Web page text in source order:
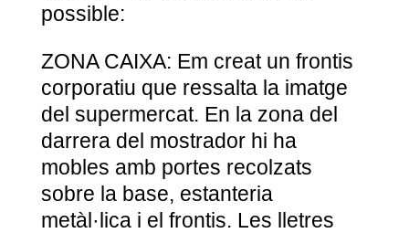
possible:
ZONA CAIXA: Em creat un frontis
corporatiu que ressalta la imatge
del supermercat. En la zona del
darrera del mostrador hi ha
mobles amb portes recolzats
sobre la base, estanteria
metàl·lica i el frontis. Les lletres